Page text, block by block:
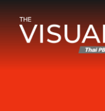
ข้ามไปยังเนื้อหา